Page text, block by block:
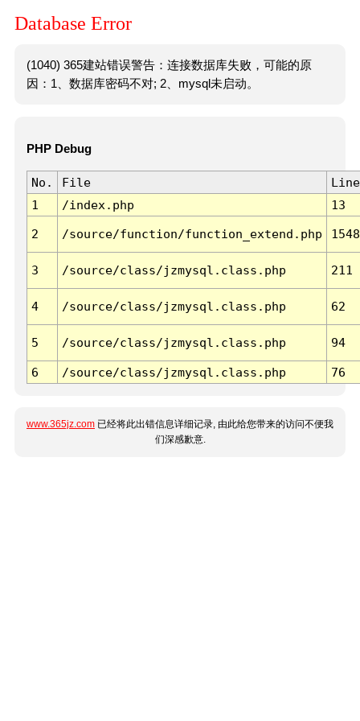
Database Error
(1040) 365建站错误警告：连接数据库失败，可能的原
因：1、数据库密码不对; 2、mysql未启动。
PHP Debug
No. File
Line
1
/index.php 13
2 /source/function/function_extend.php 1548
3 /source/class/jzmysql.class.php 211
4 /source/class/jzmysql.class.php 62
5 /source/class/jzmysql.class.php 94
6 /source/class/jzmysql.class.php 76
www.365jz.com 已经将此出错信息详细记录, 由此给您带来的访问不便我
们深感歉意.